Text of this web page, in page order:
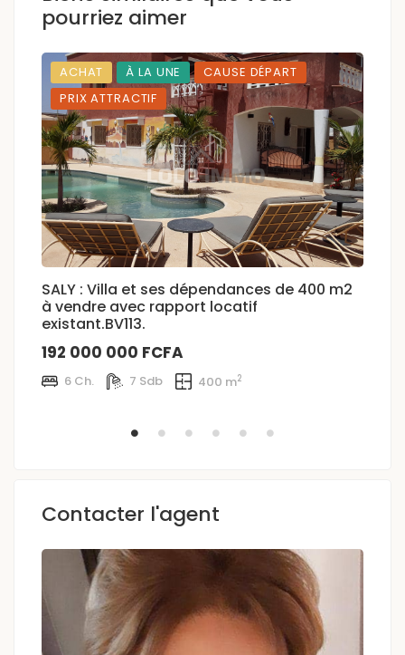
pourriez aimer
ACHAT À LA UNE
CAUSE DÉPART
PRIX ATTRACTIF
SALY : Villa et ses dépendances de 400 m2
à vendre avec rapport locatif
existant.BV113.
192 000 000 FCFA
6 Ch. 7 Sdb 400 m2
Contacter l'agent